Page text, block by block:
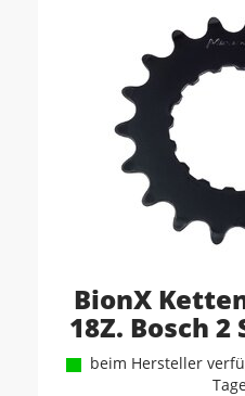
BionX
18Z. Bosch
beim Hersteller